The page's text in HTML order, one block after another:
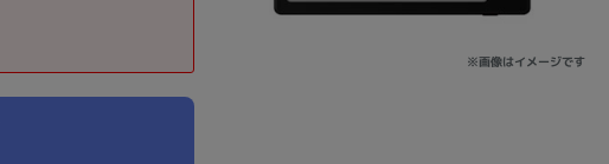
※画像はイメージです
Panasonic FUJITSU